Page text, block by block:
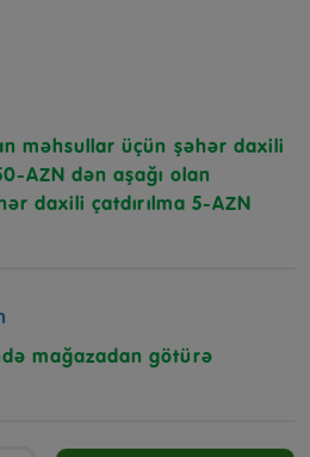
məhsullar üçün şəhər daxili
AZN dən aşağı olan
daxili çatdırılma 5-AZN
mağazadan götürə